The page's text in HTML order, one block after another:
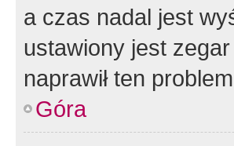
a czas nadal jest
ustawiony jest
naprawił ten
Góra